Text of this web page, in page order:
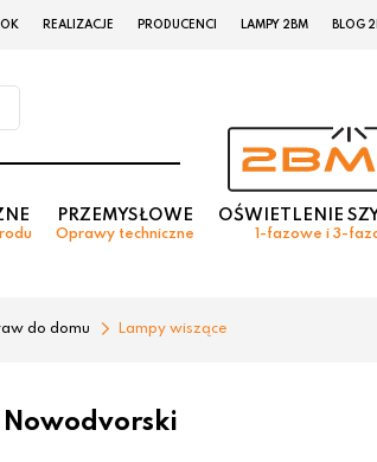
REALIZACJE PRODUCENCI LAMPY 2BM BLOG
PRZEMYSŁOWE
Oprawy techniczne
OŚWIETLENIE
1-fazowe i 3-
do domu Lampy wiszące
Nowodvorski